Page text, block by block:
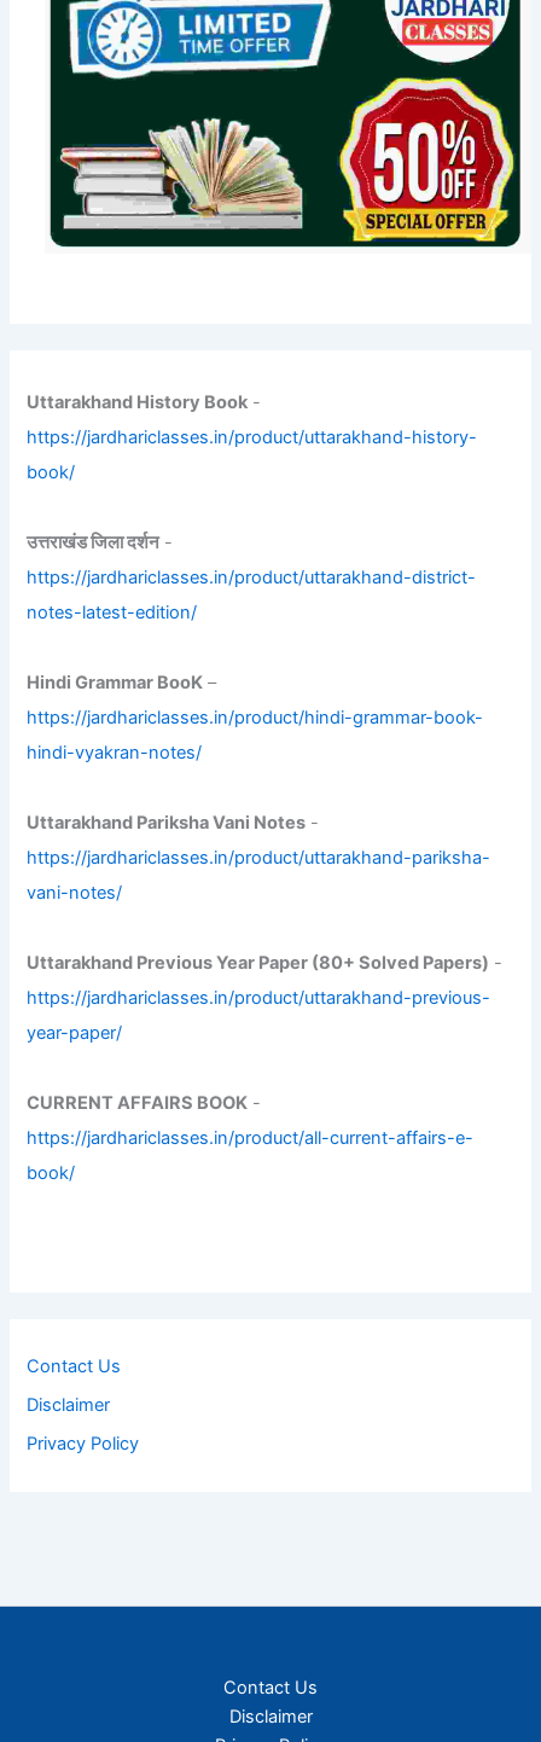
Uttarakhand History Book -
https://jardhariclasses.in/product/uttarakhand-history-
book/
उत्तराखंड जिला दर्शन-
https://jardhariclasses.in/product/uttarakhand-district-
notes-latest-edition/
Hindi Grammar BooK –
https://jardhariclasses.in/product/hindi-grammar-book-
hindi-vyakran-notes/
Uttarakhand Pariksha Vani Notes -
https://jardhariclasses.in/product/uttarakhand-pariksha-
vani-notes/
Uttarakhand Previous Year Paper (80+ Solved Papers) -
https://jardhariclasses.in/product/uttarakhand-previous-
year-paper/
CURRENT AFFAIRS BOOK -
https://jardhariclasses.in/product/all-current-affairs-e-
book/
Contact Us
Disclaimer
Privacy Policy
Contact Us
Disclaimer